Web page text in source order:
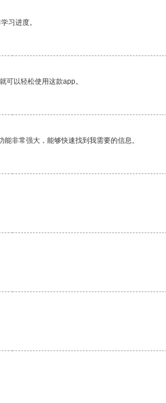
习进度。
可以轻松使用这款app。
非常强大，能够快速找到我需要的信息。